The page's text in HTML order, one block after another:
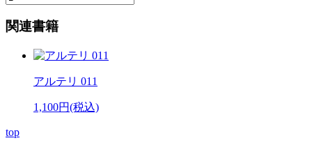
関連書籍
アルテリ 011
1,100円(税込)
top